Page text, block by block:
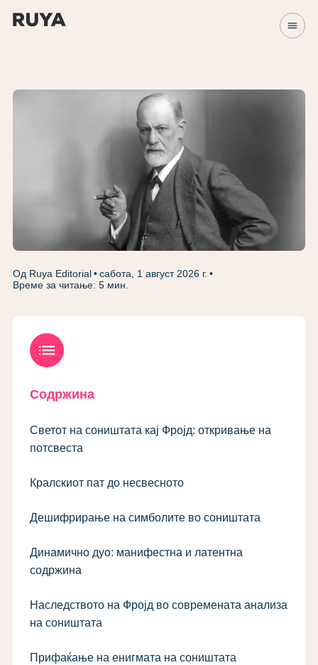
menu
Од Ruya Editorial
сабота, 1 август 2026 г.
Време за читање: 5 мин.
list
Содржина
Светот на соништата кај Фројд: откривање на
потсвеста
Кралскиот пат до несвесното
Дешифрирање на симболите во соништата
Динамично дуо: манифестна и латентна
содржина
Наследството на Фројд во современата анализа
на соништата
Прифаќање на енигмата на соништата